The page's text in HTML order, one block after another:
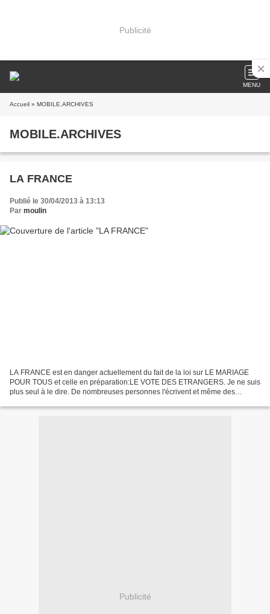
Publicité
MENU
Accueil » MOBILE.ARCHIVES
MOBILE.ARCHIVES
LA FRANCE
Publié le 30/04/2013 à 13:13
Par moulin
LA FRANCE est en danger actuellement du fait de la loi sur LE MARIAGE
POUR TOUS et celle en préparation:LE VOTE DES ETRANGERS. Je ne suis
plus seul à le dire. De nombreuses personnes l'écrivent et même des
Publicité